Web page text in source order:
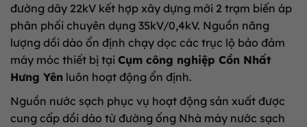
đường dây 22kV kết hợp xây dựng mới 2 trạm biến áp
phân phối chuyên dụng 35kV/0,4kV. Nguồn năng
lượng dồi dào ổn định chạy dọc các trục lộ bảo đảm
máy móc thiết bị tại Cụm công nghiệp Cồn Nhất
Hưng Yên luôn hoạt động ổn định.
Nguồn nước sạch phục vụ hoạt động sản xuất được
cung cấp dồi dào từ đường ống Nhà máy nước sạch